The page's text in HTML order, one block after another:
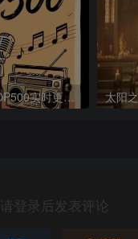
热门流行歌曲TOP500实时更新192khz/24bit【母带音质】
请登录后发表评论